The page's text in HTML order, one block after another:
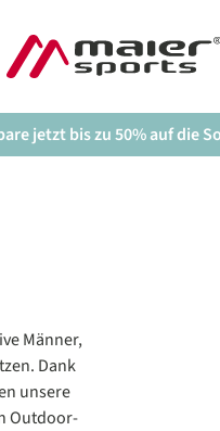
jetzt bis zu 50% auf die
Männer,
Dank
unsere
Outdoor-